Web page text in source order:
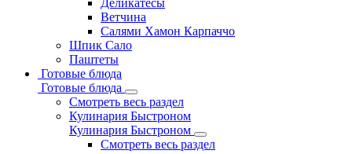
Деликатесы
Ветчина
Салями Хамон Карпаччо
Шпик Сало
Паштеты
Готовые блюда
Готовые блюда
Смотреть весь раздел
Кулинария Быстроном
Кулинария Быстроном
Смотреть весь раздел